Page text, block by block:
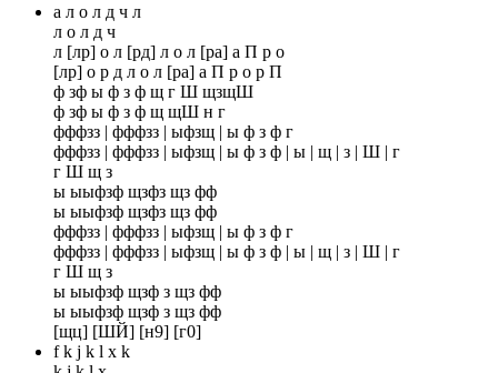
а л о л д ч л
л о л д ч
л [лр] о л [рд] л о л [ра] а П р о
[лр] о р д л о л [ра] а П р о р П
ф зф ы ф з ф щ г Ш щзщШ
ф зф ы ф з ф щ щШ н г
фффзз | фффзз | ыфзщ | ы ф з ф г
фффзз | фффзз | ыфзщ | ы ф з ф | ы | щ | з | Ш | г
г Ш щ з
ы ыыфзф щзфз щз фф
ы ыыфзф щзфз щз фф
фффзз | фффзз | ыфзщ | ы ф з ф г
фффзз | фффзз | ыфзщ | ы ф з ф | ы | щ | з | Ш | г
г Ш щ з
ы ыыфзф щзф з щз фф
ы ыыфзф щзф з щз фф
[щц] [ШЙ] [н9] [г0]
f k j k l x k